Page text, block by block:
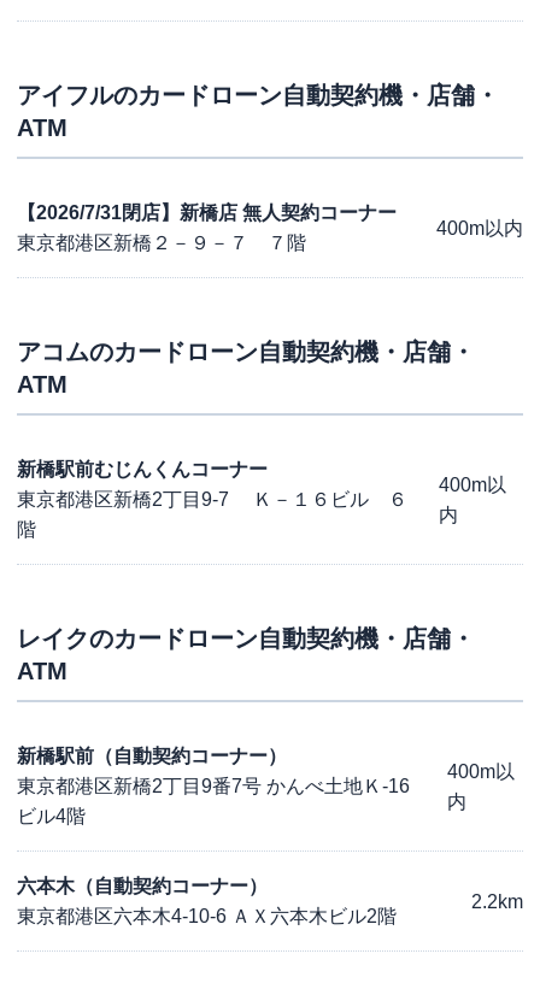
アイフルのカードローン自動契約機・店舗・
ATM
【2026/7/31閉店】新橋店 無人契約コーナー
東京都港区新橋２－９－７ ７階
400m以内
アコムのカードローン自動契約機・店舗・
ATM
新橋駅前むじんくんコーナー
東京都港区新橋2丁目9-7 Ｋ－１６ビル ６
階
400m以
内
レイクのカードローン自動契約機・店舗・
ATM
新橋駅前（自動契約コーナー）
東京都港区新橋2丁目9番7号 かんべ土地Ｋ-16
ビル4階
400m以
内
六本木（自動契約コーナー）
東京都港区六本木4-10-6 ＡＸ六本木ビル2階
2.2km